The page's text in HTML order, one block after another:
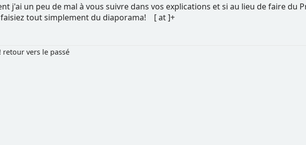
j'ai un peu de mal à vous suivre dans vos explications et si au lieu de faire du
tout simplement du diaporama! [ at ]+
retour vers le passé